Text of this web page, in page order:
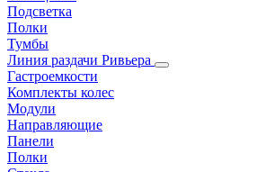
Подсветка
Полки
Тумбы
Линия раздачи Ривьера
Гастроемкости
Комплекты колес
Модули
Направляющие
Панели
Полки